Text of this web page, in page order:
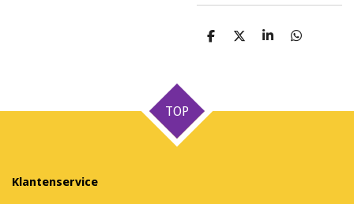
D
D
S
D
TOP
Klantenservice